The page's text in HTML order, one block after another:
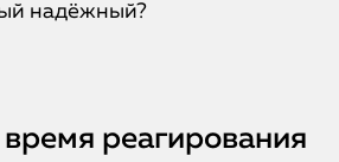
надёжный?
реагирования